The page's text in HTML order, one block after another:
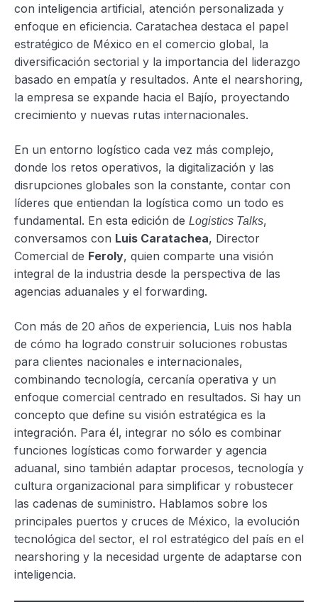
con inteligencia artificial, atención personalizada y
enfoque en eficiencia. Caratachea destaca el papel
estratégico de México en el comercio global, la
diversificación sectorial y la importancia del liderazgo
basado en empatía y resultados. Ante el nearshoring,
la empresa se expande hacia el Bajío, proyectando
crecimiento y nuevas rutas internacionales.
En un entorno logístico cada vez más complejo,
donde los retos operativos, la digitalización y las
disrupciones globales son la constante, contar con
líderes que entiendan la logística como un todo es
fundamental. En esta edición de Logistics Talks,
conversamos con Luis Caratachea, Director
Comercial de Feroly, quien comparte una visión
integral de la industria desde la perspectiva de las
agencias aduanales y el forwarding.
Con más de 20 años de experiencia, Luis nos habla
de cómo ha logrado construir soluciones robustas
para clientes nacionales e internacionales,
combinando tecnología, cercanía operativa y un
enfoque comercial centrado en resultados. Si hay un
concepto que define su visión estratégica es la
integración. Para él, integrar no sólo es combinar
funciones logísticas como forwarder y agencia
aduanal, sino también adaptar procesos, tecnología y
cultura organizacional para simplificar y robustecer
las cadenas de suministro. Hablamos sobre los
principales puertos y cruces de México, la evolución
tecnológica del sector, el rol estratégico del país en el
nearshoring y la necesidad urgente de adaptarse con
inteligencia.